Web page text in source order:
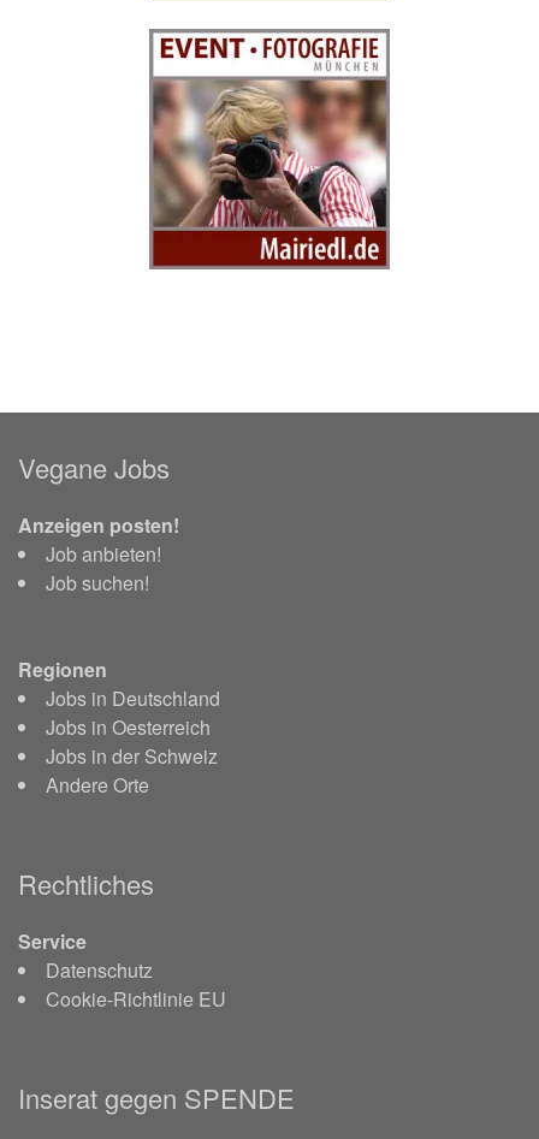
Vegane Jobs
Anzeigen posten!
Job anbieten!
Job suchen!
Regionen
Jobs in Deutschland
Jobs in Oesterreich
Jobs in der Schweiz
Andere Orte
Rechtliches
Service
Datenschutz
Cookie-Richtlinie EU
Inserat gegen SPENDE